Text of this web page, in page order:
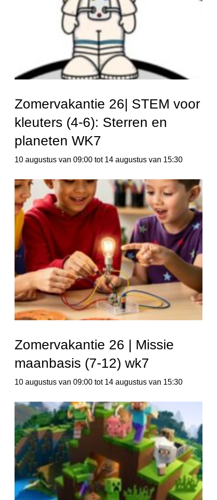
Zomervakantie 26| STEM voor
kleuters (4-6): Sterren en
planeten WK7
10 augustus van 09:00 tot 14 augustus van 15:30
Zomervakantie 26 | Missie
maanbasis (7-12) wk7
10 augustus van 09:00 tot 14 augustus van 15:30